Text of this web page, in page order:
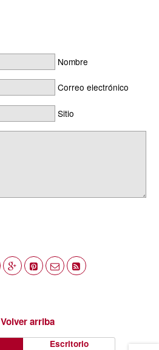
Nombre
Correo electrónico
Sitio
Volver arriba
Escritorio